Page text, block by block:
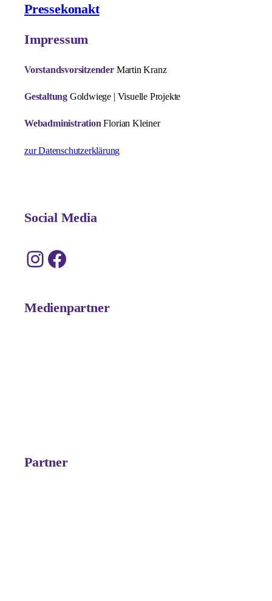
Pressekonakt
Impressum
Vorstandsvorsitzender Martin Kranz
Gestaltung Goldwiege | Visuelle Projekte
Webadministration Florian Kleiner
zur Datenschutzerklärung
Social Media
Instagram Facebook
Medienpartner
Partner